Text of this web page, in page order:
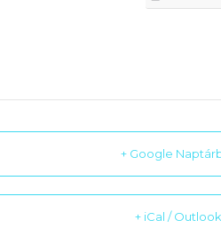
+ Google
+ iCal /